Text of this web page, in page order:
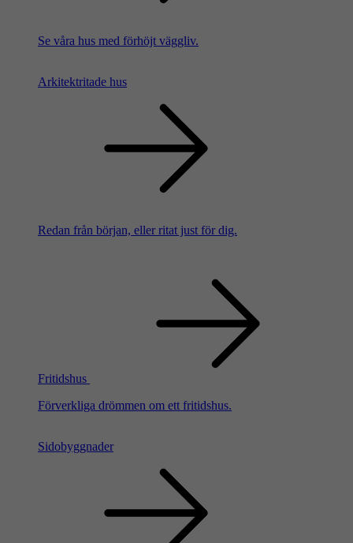
Se våra hus med förhöjt väggliv.
Arkitektritade hus
Redan från början, eller ritat just för dig.
Fritidshus
Förverkliga drömmen om ett fritidshus.
Sidobyggnader